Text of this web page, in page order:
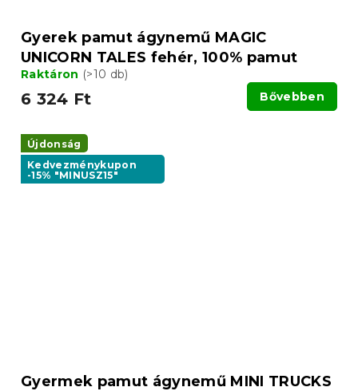
Gyerek pamut ágynemű MAGIC
UNICORN TALES fehér, 100% pamut
Raktáron (>10 db)
6 324 Ft Bővebben
Újdonság
Kedvezménykupon
-15% "MINUSZ15"
Gyermek pamut ágynemű MINI TRUCKS